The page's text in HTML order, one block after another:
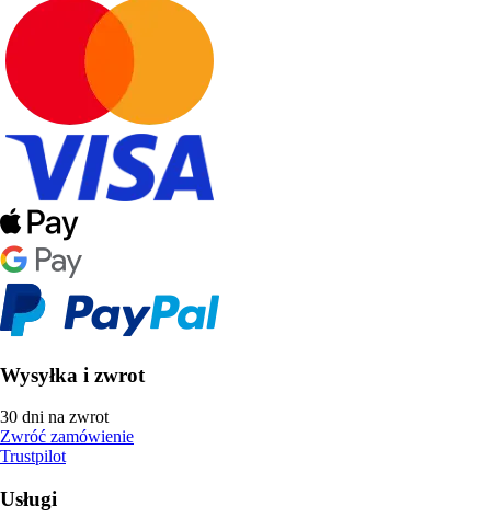
Wysyłka i zwrot
30 dni na zwrot
Zwróć zamówienie
Trustpilot
Usługi